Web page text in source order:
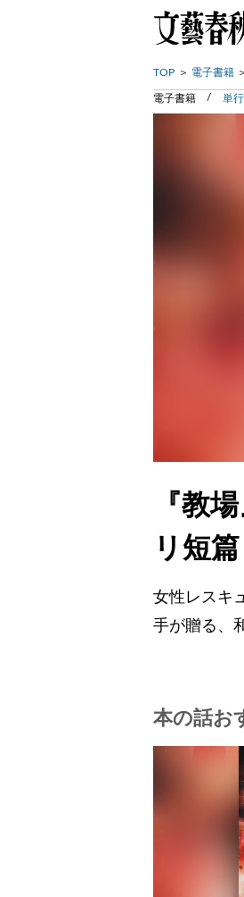
TOP 電子書籍
電子書籍 単
『教
リ短篇
女性レスキ
手が贈る、
本の話お